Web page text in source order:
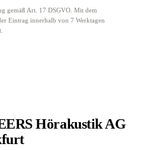
gemäß Art. 17 DSGVO. Mit dem
Eintrag innerhalb von 7 Werktagen
Hörakustik AG